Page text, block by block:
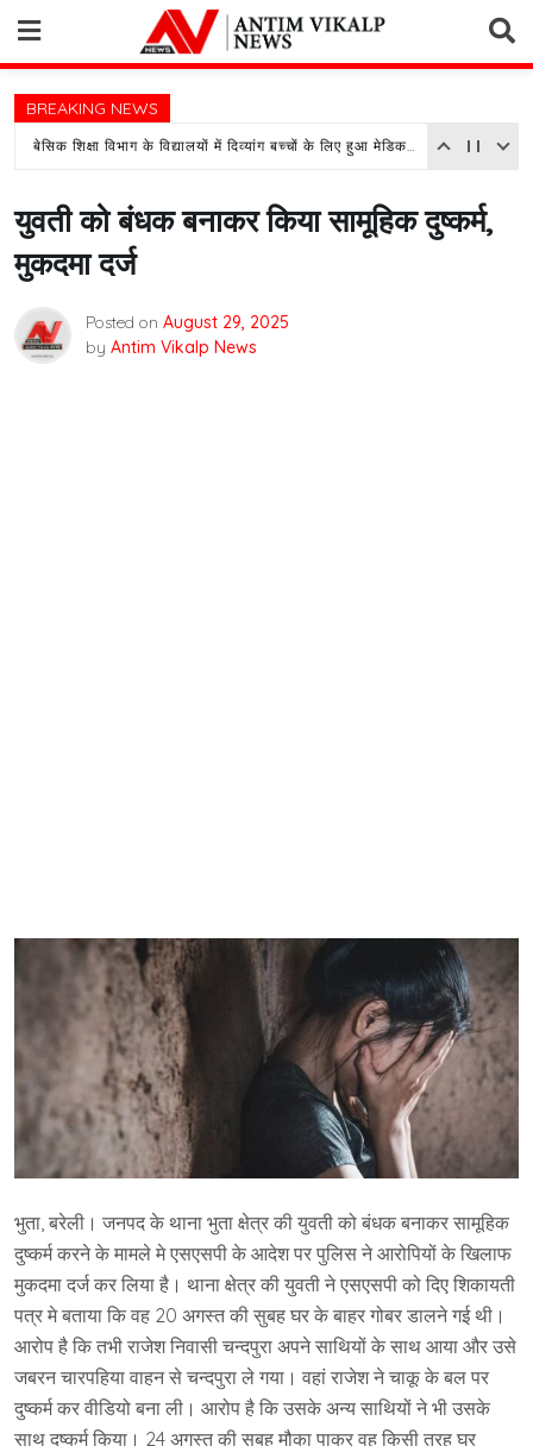
content
BREAKING NEWS
बेसिक शिक्षा विभाग के विद्यालयों में दिव्यांग बच्चों के लिए हुआ मेडिकल असेसमेंट कैम्प का आयोजन
युवती को बंधक बनाकर किया सामूहिक दुष्कर्म,
मुकदमा दर्ज
Posted on August 29, 2025
by Antim Vikalp News
भुता, बरेली। जनपद के थाना भुता क्षेत्र की युवती को बंधक बनाकर सामूहिक
दुष्कर्म करने के मामले मे एसएसपी के आदेश पर पुलिस ने आरोपियों के खिलाफ
मुकदमा दर्ज कर लिया है। थाना क्षेत्र की युवती ने एसएसपी को दिए शिकायती
पत्र मे बताया कि वह 20 अगस्त की सुबह घर के बाहर गोबर डालने गई थी।
आरोप है कि तभी राजेश निवासी चन्दपुरा अपने साथियों के साथ आया और उसे
जबरन चारपहिया वाहन से चन्दपुरा ले गया। वहां राजेश ने चाकू के बल पर
दुष्कर्म कर वीडियो बना ली। आरोप है कि उसके अन्य साथियों ने भी उसके
साथ दुष्कर्म किया। 24 अगस्त की सुबह मौका पाकर वह किसी तरह घर